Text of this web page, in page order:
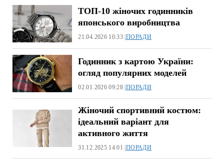
ТОП-10 жіночих годинників
японського виробництва
21.04.2026 10:33 | ПОРАДИ
Годинник з картою України:
огляд популярних моделей
02.01.2026 09:28 |ПОРАДИ
Жіночий спортивний костюм:
ідеальний варіант для
активного життя
31.12.2025 14:01 | ПОРАДИ